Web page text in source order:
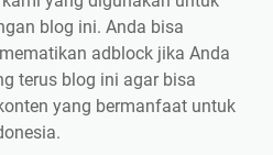
blog ini. Anda bisa
adblock jika Anda
terus blog ini agar bisa
yang bermanfaat untuk